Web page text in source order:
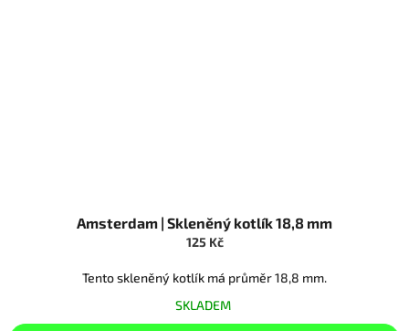
Amsterdam | Skleněný kotlík 18,8 mm
125 Kč
Tento skleněný kotlík má průměr 18,8 mm.
SKLADEM